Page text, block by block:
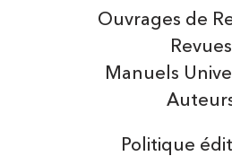
Manuels
Ouvrages de
Revues
Politique